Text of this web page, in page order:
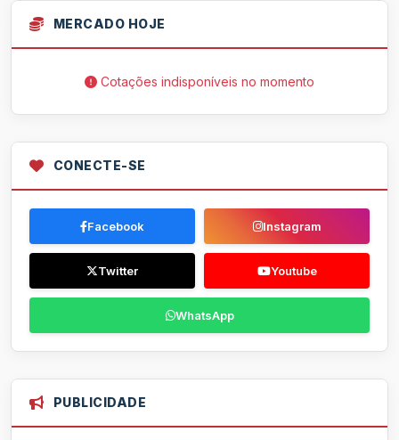
MERCADO HOJE
Cotações indisponíveis no momento
CONECTE-SE
Facebook Instagram
Twitter Youtube
WhatsApp
PUBLICIDADE